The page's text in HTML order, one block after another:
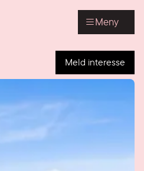
Meny
Meld interesse